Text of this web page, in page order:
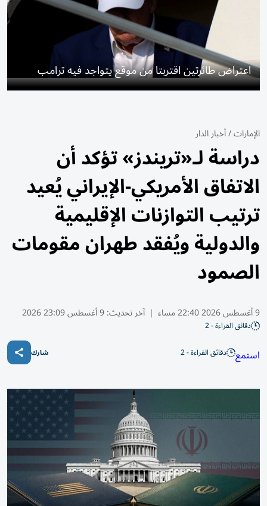
اعتراض طائرتين اقتربتا من موقع يتواجد فيه ترامب
الإمارات/أخبار الدار
دراسة لـ«تريندز» تؤكد أن
الاتفاق الأمريكي-الإيراني يُعيد
ترتيب التوازنات الإقليمية
والدولية ويُفقد طهران مقومات
الصمود
9 أغسطس 2026 22:40 مساء | آخر تحديث:9 أغسطس 23:09 2026
دقائق القراءة - 2
استمع دقائق القراءة - 2 شارك